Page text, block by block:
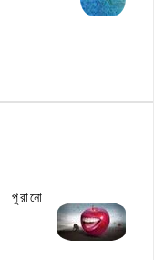
পুরানো